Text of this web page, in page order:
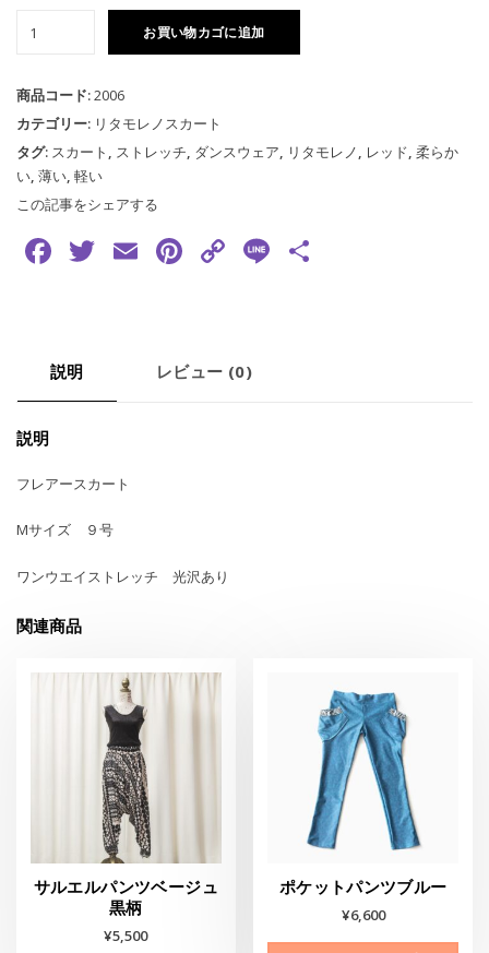
ア
ー
ス
カ
ト
個
お買い物カゴに追加
商品コード:2006
カテゴリー: リタモレノスカート
タグ: スカート , ストレッチ, ダンスウェア, リタモレノ, レッド, 柔らか
い, 薄い, 軽い
この記事をシェアする
Facebook
Twitter
EmailPinterest
Copy
Line
説明 レビュー (0)
説明
フレアースカート
Mサイズ ９号
ワンウエイストレッチ 光沢あり
関連商品
サルエルパンツベージュ
黒柄
¥5,500
ポケットパンツブルー
¥6,600